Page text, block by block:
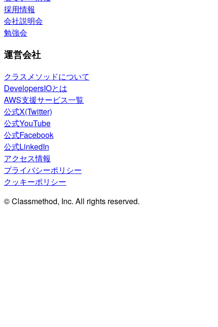
採用情報
会社説明会
勉強会
運営会社
クラスメソッドについて
DevelopersIOとは
AWS支援サービス一覧
公式X(Twitter)
公式YouTube
公式Facebook
公式LinkedIn
アクセス情報
プライバシーポリシー
クッキーポリシー
© Classmethod, Inc. All rights reserved.